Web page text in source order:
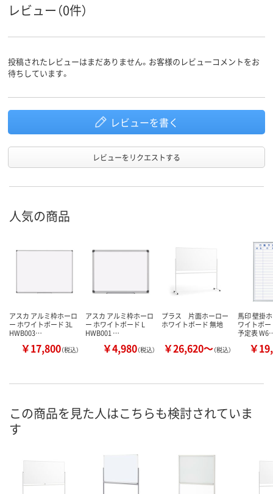
レビュー（0件）
投稿されたレビューはまだありません。お客様のレビューコメントをお
待ちしています。
レビューを書く
レビューをリクエストする
人気の商品
アスカ アルミ枠ホーロ
ー ホワイトボード 3L
HWB003…
￥17,800（税込）
アスカ アルミ枠ホーロ
ー ホワイトボード L
HWB001 …
￥4,980（税込）
プラス 片面ホーロー
ホワイトボード 無地
￥26,620～（税込）
馬印 壁掛
ワイトボ
予定表
￥
この商品を見た人はこちらも検討されていま
す